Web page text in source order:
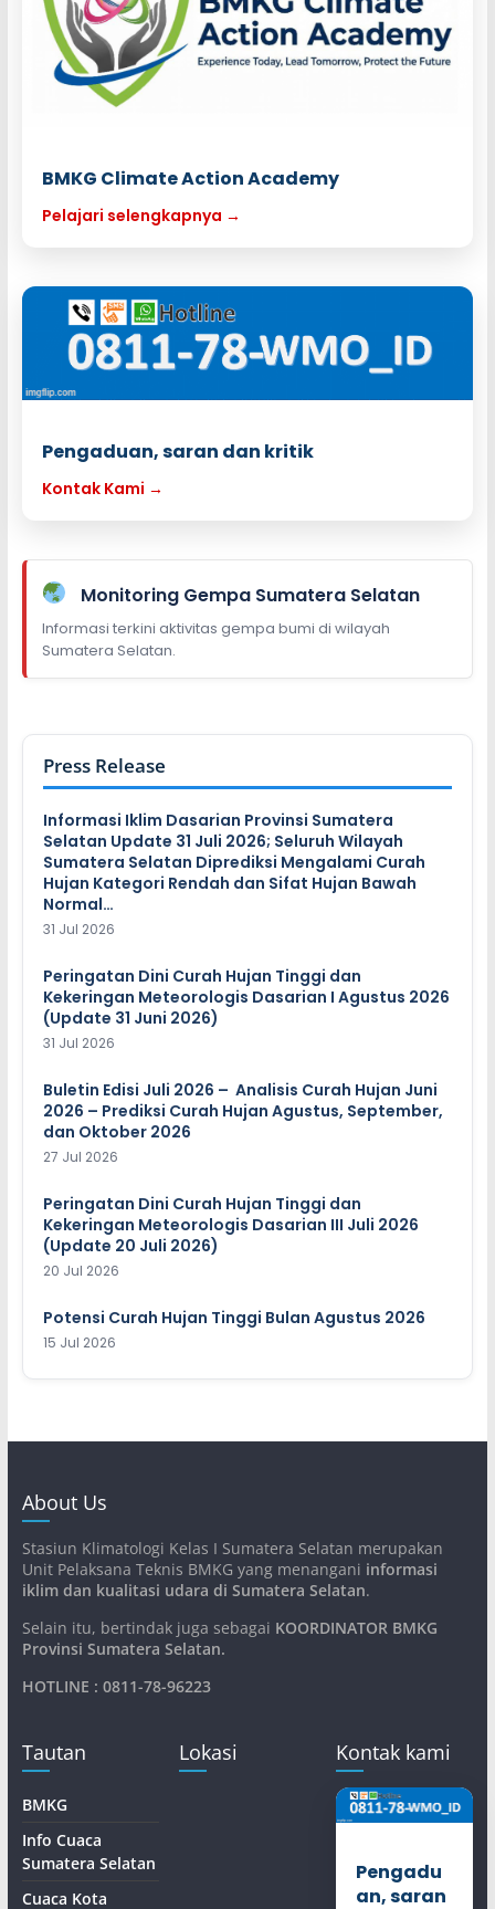
BMKG Climate Action Academy
Pelajari selengkapnya →
Pengaduan, saran dan kritik
Kontak Kami →
Monitoring Gempa Sumatera Selatan
Informasi terkini aktivitas gempa bumi di wilayah
Sumatera Selatan.
Press Release
Informasi Iklim Dasarian Provinsi Sumatera
Selatan Update 31 Juli 2026; Seluruh Wilayah
Sumatera Selatan Diprediksi Mengalami Curah
Hujan Kategori Rendah dan Sifat Hujan Bawah
Normal…
31 Jul 2026
Peringatan Dini Curah Hujan Tinggi dan
Kekeringan Meteorologis Dasarian I Agustus 2026
(Update 31 Juni 2026)
31 Jul 2026
Buletin Edisi Juli 2026 – Analisis Curah Hujan Juni
2026 – Prediksi Curah Hujan Agustus, September,
dan Oktober 2026
27 Jul 2026
Peringatan Dini Curah Hujan Tinggi dan
Kekeringan Meteorologis Dasarian III Juli 2026
(Update 20 Juli 2026)
20 Jul 2026
Potensi Curah Hujan Tinggi Bulan Agustus 2026
15 Jul 2026
About Us
Stasiun Klimatologi Kelas I Sumatera Selatan merupakan
Unit Pelaksana Teknis BMKG yang menangani informasi
iklim dan kualitasi udara di Sumatera Selatan.
Selain itu, bertindak juga sebagai KOORDINATOR BMKG
Provinsi Sumatera Selatan.
HOTLINE : 0811-78-96223
Tautan
BMKG
Info Cuaca
Sumatera Selatan
Cuaca Kota
Lokasi Kontak kami
Pengadu
an, saran